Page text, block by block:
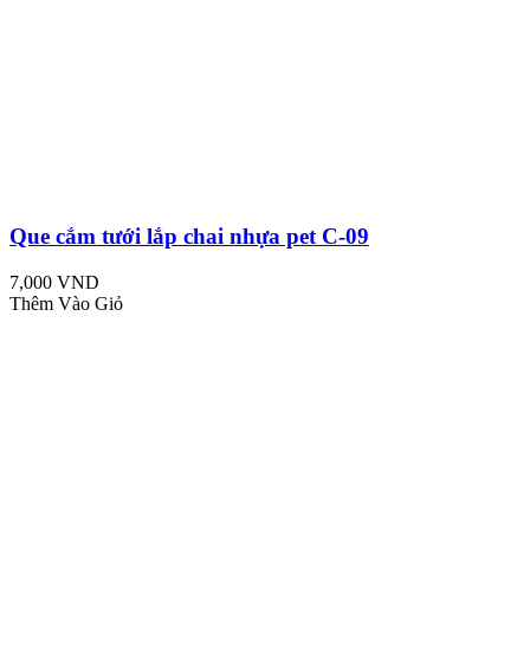
Que cắm tưới lắp chai nhựa pet C-09
7,000 VND
Thêm Vào Giỏ